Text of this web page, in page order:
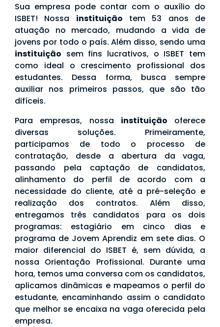
Sua empresa pode contar com o auxílio do
ISBET! Nossa instituição tem 53 anos de
atuação no mercado, mudando a vida de
jovens por todo o país. Além disso, sendo uma
instituição sem fins lucrativos, o ISBET tem
como ideal o crescimento profissional dos
estudantes. Dessa forma, busca sempre
auxiliar nos primeiros passos, que são tão
difíceis.
Para empresas, nossa instituição oferece
diversas soluções. Primeiramente,
participamos de todo o processo de
contratação, desde a abertura da vaga,
passando pela captação de candidatos,
alinhamento do perfil de acordo com a
necessidade do cliente, até a pré-seleção e
realização dos contratos. Além disso,
entregamos três candidatos para os dois
programas: estagiário em cinco dias e
programa de Jovem Aprendiz em sete dias. O
maior diferencial do ISBET é, sem dúvida, a
nossa Orientação Profissional. Durante uma
hora, temos uma conversa com os candidatos,
aplicamos dinâmicas e mapeamos o perfil do
estudante, encaminhando assim o candidato
que melhor se encaixa na vaga oferecida pela
empresa.